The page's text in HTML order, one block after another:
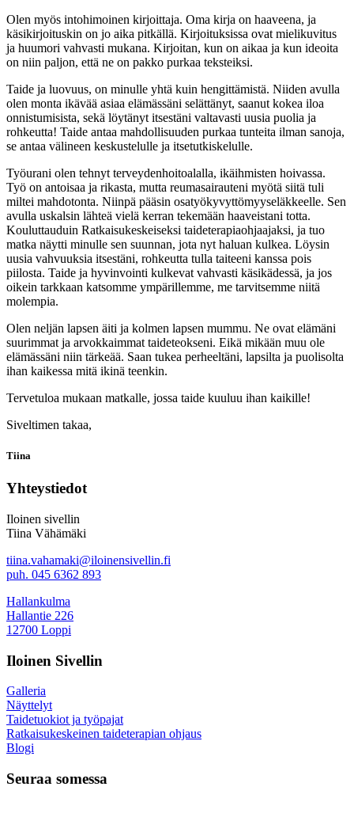
Olen myös intohimoinen kirjoittaja. Oma kirja on haaveena, ja
käsikirjoituskin on jo aika pitkällä. Kirjoituksissa ovat mielikuvitus
ja huumori vahvasti mukana. Kirjoitan, kun on aikaa ja kun ideoita
on niin paljon, että ne on pakko purkaa teksteiksi.
Taide ja luovuus, on minulle yhtä kuin hengittämistä. Niiden avulla
olen monta ikävää asiaa elämässäni selättänyt, saanut kokea iloa
onnistumisista, sekä löytänyt itsestäni valtavasti uusia puolia ja
rohkeutta! Taide antaa mahdollisuuden purkaa tunteita ilman sanoja,
se antaa välineen keskustelulle ja itsetutkiskelulle.
Työurani olen tehnyt terveydenhoitoalalla, ikäihmisten hoivassa.
Työ on antoisaa ja rikasta, mutta reumasairauteni myötä siitä tuli
miltei mahdotonta. Niinpä pääsin osatyökyvyttömyyseläkkeelle. Sen
avulla uskalsin lähteä vielä kerran tekemään haaveistani totta.
Kouluttauduin Ratkaisukeskeiseksi taideterapiaohjaajaksi, ja tuo
matka näytti minulle sen suunnan, jota nyt haluan kulkea. Löysin
uusia vahvuuksia itsestäni, rohkeutta tulla taiteeni kanssa pois
piilosta. Taide ja hyvinvointi kulkevat vahvasti käsikädessä, ja jos
oikein tarkkaan katsomme ympärillemme, me tarvitsemme niitä
molempia.
Olen neljän lapsen äiti ja kolmen lapsen mummu. Ne ovat elämäni
suurimmat ja arvokkaimmat taideteokseni. Eikä mikään muu ole
elämässäni niin tärkeää. Saan tukea perheeltäni, lapsilta ja puolisolta
ihan kaikessa mitä ikinä teenkin.
Tervetuloa mukaan matkalle, jossa taide kuuluu ihan kaikille!
Siveltimen takaa,
Tiina
Yhteystiedot
Iloinen sivellin
Tiina Vähämäki
tiina.vahamaki@iloinensivellin.fi
puh. 045 6362 893
Hallankulma
Hallantie 226
12700 Loppi
Iloinen Sivellin
Galleria
Näyttelyt
Taidetuokiot ja työpajat
Ratkaisukeskeinen taideterapian ohjaus
Blogi
Seuraa somessa